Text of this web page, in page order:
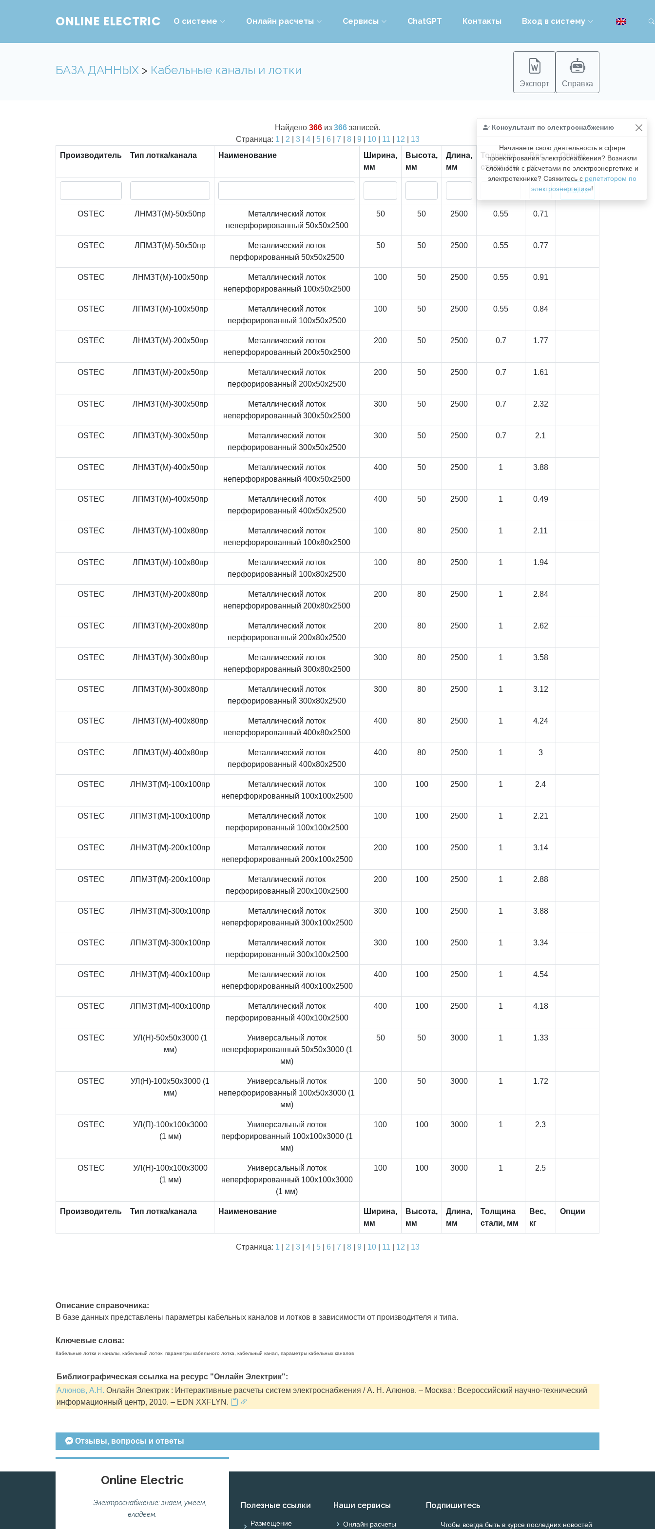
ONLINE ELECTRIC О системе Онлайн расчеты Сервисы ChatGPT Контакты Вход в систему
БАЗА ДАННЫХ > Кабельные каналы и лотки
Экспорт Справка
Консультант по электроснабжению
Начинаете свою деятельность в сфере
проектирования электроснабжения? Возникли
сложности с расчетами по электроэнергетике и
электротехнике? Свяжитесь с репетитором по
электроэнергетике!
Найдено 366 из 366 записей.
Страница: 1 2 3| 4| 5| 6 7 8| 9 10| 11 12
13
Производитель
Тип лотка/канала Наименование
Ширина,
мм
Высота,
мм
Длина,
мм
Толщина
стали, мм
Вес,
кг
Опции
OSTEC ЛНМЗТ(М)-50x50пр
Металлический лоток
неперфорированный 50x50x2500
50 50 2500 0.55 0.71
OSTEC ЛПМЗТ(М)-50x50пр
Металлический лоток
перфорированный 50x50x2500
50 50 2500 0.55 0.77
OSTEC ЛНМЗТ(М)-100x50пр
Металлический лоток
неперфорированный 100x50x2500
100 50 2500 0.55 0.91
OSTEC ЛПМЗТ(М)-100x50пр
Металлический лоток
перфорированный 100x50x2500
100 50 2500 0.55 0.84
OSTEC ЛНМЗТ(М)-200x50пр
Металлический лоток
неперфорированный 200x50x2500
200 50 2500 0.7 1.77
OSTEC ЛПМЗТ(М)-200x50пр
Металлический лоток
перфорированный 200x50x2500
200 50 2500 0.7 1.61
OSTEC ЛНМЗТ(М)-300x50пр
Металлический лоток
неперфорированный 300x50x2500
300 50 2500 0.7 2.32
OSTEC ЛПМЗТ(М)-300x50пр
Металлический лоток
перфорированный 300x50x2500
300 50 2500 0.7 2.1
OSTEC ЛНМЗТ(М)-400x50пр
Металлический лоток
неперфорированный 400x50x2500
400 50 2500 1 3.88
OSTEC ЛПМЗТ(М)-400x50пр
Металлический лоток
перфорированный 400x50x2500
400 50 2500 1 0.49
OSTEC ЛНМЗТ(М)-100x80пр
Металлический лоток
неперфорированный 100x80x2500
100 80 2500 1 2.11
OSTEC ЛПМЗТ(М)-100x80пр
Металлический лоток
перфорированный 100x80x2500
100 80 2500 1 1.94
OSTEC ЛНМЗТ(М)-200x80пр
Металлический лоток
неперфорированный 200x80x2500
200 80 2500 1 2.84
OSTEC ЛПМЗТ(М)-200x80пр
Металлический лоток
перфорированный 200x80x2500
200 80 2500 1 2.62
OSTEC ЛНМЗТ(М)-300x80пр
Металлический лоток
неперфорированный 300x80x2500
300 80 2500 1 3.58
OSTEC ЛПМЗТ(М)-300x80пр
Металлический лоток
перфорированный 300x80x2500
300 80 2500 1 3.12
OSTEC ЛНМЗТ(М)-400x80пр
Металлический лоток
неперфорированный 400x80x2500
400 80 2500 1 4.24
OSTEC ЛПМЗТ(М)-400x80пр
Металлический лоток
перфорированный 400x80x2500
400 80 2500 1 3
OSTEC ЛНМЗТ(М)-100x100пр
Металлический лоток
неперфорированный 100x100x2500
100 100 2500 1 2.4
OSTEC ЛПМЗТ(М)-100x100пр
Металлический лоток
перфорированный 100x100x2500
100 100 2500 1 2.21
OSTEC ЛНМЗТ(М)-200x100пр
Металлический лоток
неперфорированный 200x100x2500
200 100 2500 1 3.14
OSTEC ЛПМЗТ(М)-200x100пр
Металлический лоток
перфорированный 200x100x2500
200 100 2500 1 2.88
OSTEC ЛНМЗТ(М)-300x100пр
Металлический лоток
неперфорированный 300x100x2500
300 100 2500 1 3.88
OSTEC ЛПМЗТ(М)-300x100пр
Металлический лоток
перфорированный 300x100x2500
300 100 2500 1 3.34
OSTEC ЛНМЗТ(М)-400x100пр
Металлический лоток
неперфорированный 400x100x2500
400 100 2500 1 4.54
OSTEC ЛПМЗТ(М)-400x100пр
Металлический лоток
перфорированный 400x100x2500
400 100 2500 1 4.18
OSTEC
УЛ(Н)-50x50x3000 (1
мм)
Универсальный лоток
неперфорированный 50x50x3000 (1
мм)
50 50 3000 1 1.33
OSTEC
УЛ(Н)-100x50x3000 (1
мм)
Универсальный лоток
неперфорированный 100x50x3000 (1
мм)
100 50 3000 1 1.72
OSTEC
УЛ(П)-100x100x3000
(1 мм)
Универсальный лоток
перфорированный 100x100x3000 (1
мм)
100 100 3000 1 2.3
OSTEC
УЛ(Н)-100x100x3000
(1 мм)
Универсальный лоток
неперфорированный 100x100x3000
(1 мм)
100 100 3000 1 2.5
Производитель Тип лотка/канала Наименование
Ширина,
мм
Высота,
мм
Длина,
мм
Толщина
стали, мм
Вес,
кг
Опции
Страница: 1 2 3| 4| 5| 6 7 8| 9 10| 11 12 13
Описание справочника:
В базе данных представлены параметры кабельных каналов и лотков в зависимости от производителя и типа.
Ключевые слова:
Кабельные лотки и каналы, кабельный лоток, параметры кабельного лотка, кабельный канал, параметры кабельных каналов
Библиографическая ссылка на ресурс "Онлайн Электрик":
Алюнов, А.Н. Онлайн Электрик : Интерактивные расчеты систем электроснабжения / А. Н. Алюнов. – Москва : Всероссийский научно-технический
информационный центр, 2010. – EDN XXFLYN.
Отзывы, вопросы и ответы
Online Electric
Электроснабжение: знаем, умеем,
владеем.
Полезные ссылки
Размещение
Наши сервисы
Онлайн расчеты
Подпишитесь
Чтобы всегда быть в курсе последних новостей